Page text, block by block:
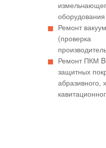
Ремонт
(проверка
Ремонт ПКМ
защитных
абразивного,